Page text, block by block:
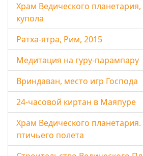
Храм Ведического
купола
Ратха-ятра, Рим, 2015
Медитация на гуру-парампару
Вриндаван, место игр Господа
24-часовой киртан в Маяпуре
Храм Ведического
птичьего полета